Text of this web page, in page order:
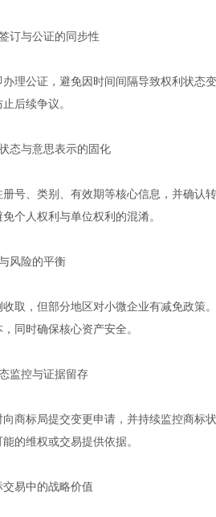
订与公证的同步性
理公证，避免因时间间隔导致权利状态
后续争议。
态与意思表示的固化
号、类别、有效期等核心信息，并确认
个人权利与单位权利的混淆。
风险的平衡
取，但部分地区对小微企业有减免政策
同时确保核心资产安全。
监控与证据留存
商标局提交变更申请，并持续监控商标
的维权或交易提供依据。
易中的战略价值